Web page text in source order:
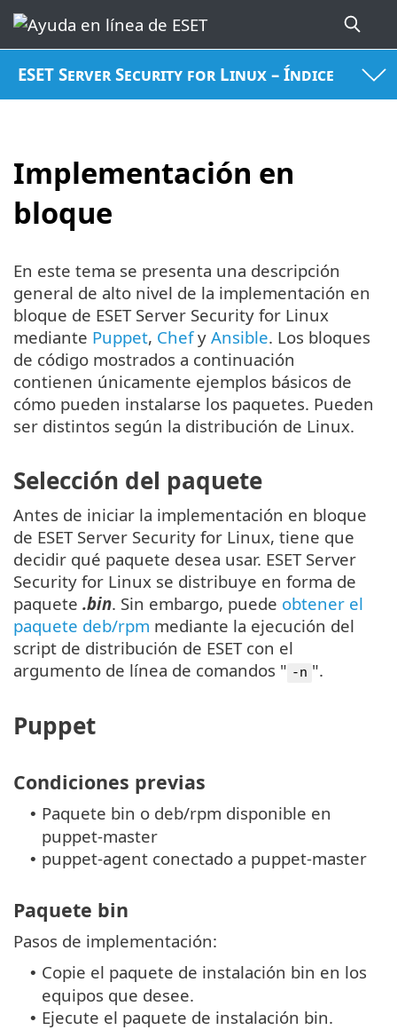
ESET Server Security for Linux – Índice
Implementación en
bloque
En este tema se presenta una descripción
general de alto nivel de la implementación en
bloque de ESET Server Security for Linux
mediante Puppet, Chefy Ansible. Los bloques
de código mostrados a continuación
contienen únicamente ejemplos básicos de
cómo pueden instalarse los paquetes. Pueden
ser distintos según la distribución de Linux.
Selección del paquete
Antes de iniciar la implementación en bloque
de ESET Server Security for Linux, tiene que
decidir qué paquete desea usar. ESET Server
Security for Linux se distribuye en forma de
paquete .bin. Sin embargo, puede obtener el
paquete deb/rpm mediante la ejecución del
script de distribución de ESET con el
argumento de línea de comandos " -n ".
Puppet
Condiciones previas
• Paquete bin o deb/rpm disponible en
puppet-master
• puppet-agent conectado a puppet-master
Paquete bin
Pasos de implementación:
• Copie el paquete de instalación bin en los
equipos que desee.
• Ejecute el paquete de instalación bin.